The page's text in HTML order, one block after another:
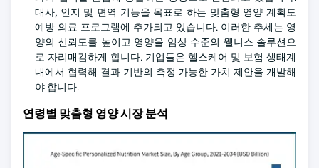
대사, 인지 및 면역 기능을 목표로 하는 맞춤형 영양 계획도
예방 의료 프로그램에 추가되고 있습니다. 이러한 추세는 영
양의 신뢰도를 높이고 영양을 임상 수준의 웰니스 솔루션으
로 자리매김하게 합니다. 기업들은 헬스케어 및 보험 생태계
내에서 협력해 결과 기반의 측정 가능한 가치 제안을 개발해
야 합니다.
연령별 맞춤형 영양 시장 분석